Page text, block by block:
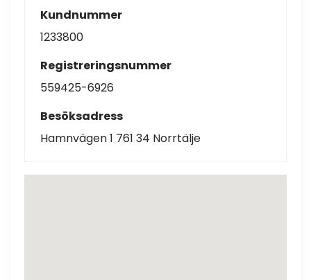
Kundnummer
1233800
Registreringsnummer
559425-6926
Besöksadress
Hamnvägen 1 761 34 Norrtälje